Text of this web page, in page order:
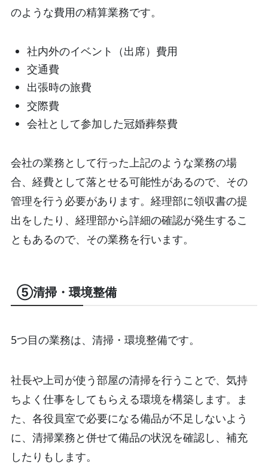
のような費用の精算業務です。
社内外のイベント（出席）費用
交通費
出張時の旅費
交際費
会社として参加した冠婚葬祭費
会社の業務として行った上記のような業務の場
合、経費として落とせる可能性があるので、その
管理を行う必要があります。経理部に領収書の提
出をしたり、経理部から詳細の確認が発生するこ
ともあるので、その業務を行います。
⑤清掃・環境整備
5つ目の業務は、清掃・環境整備です。
社長や上司が使う部屋の清掃を行うことで、気持
ちよく仕事をしてもらえる環境を構築します。ま
た、各役員室で必要になる備品が不足しないよう
に、清掃業務と併せて備品の状況を確認し、補充
したりもします。